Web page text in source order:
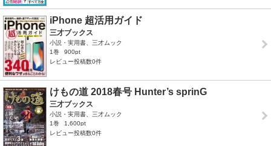
iPhone 超活用ガイド
三才ブックス
小説・実用書、三才ムック
1巻
900pt
レビュー投稿数0件
けもの道 2018春号 Hunter’s sprinG
三才ブックス
小説・実用書、三才ムック
1巻
1,600pt
レビュー投稿数0件